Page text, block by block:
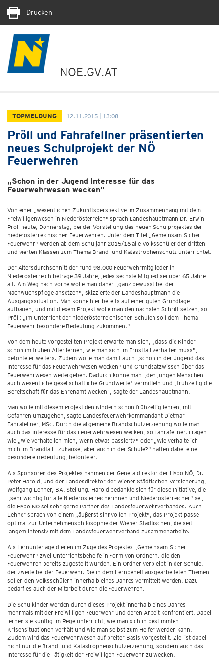
Drucken
NOE.GV.AT
TOPMELDUNG 12.11.2015 | 13:08
Pröll und Fahrafellner präsentierten
neues Schulprojekt der NÖ
Feuerwehren
„Schon in der Jugend Interesse für das
Feuerwehrwesen wecken"
Von einer „wesentlichen Zukunftsperspektive im Zusammenhang mit dem
Freiwilligenwesen in Niederösterreich" sprach Landeshauptmann Dr. Erwin
Pröll heute, Donnerstag, bei der Vorstellung des neuen Schulprojektes der
niederösterreichischen Feuerwehren. Unter dem Titel „Gemeinsam-Sicher-
Feuerwehr" werden ab dem Schuljahr 2015/16 alle Volksschüler der dritten
und vierten Klassen zum Thema Brand- und Katastrophenschutz unterrichtet.
Der Altersdurchschnitt der rund 98.000 Feuerwehrmitglieder in
Niederösterreich betrage 39 Jahre, jedes sechste Mitglied sei über 65 Jahre
alt. Am Weg nach vorne wolle man daher „ganz bewusst bei der
Nachwuchspflege ansetzen", skizzierte der Landeshauptmann die
Ausgangssituation. Man könne hier bereits auf einer guten Grundlage
aufbauen, und mit diesem Projekt wolle man den nächsten Schritt setzen, so
Pröll: „Im Unterricht der niederösterreichischen Schulen soll dem Thema
Feuerwehr besondere Bedeutung zukommen."
Von dem heute vorgestellten Projekt erwarte man sich, „dass die Kinder
schon im frühen Alter lernen, wie man sich im Ernstfall verhalten muss",
betonte er weiters. Zudem wolle man damit auch „schon in der Jugend das
Interesse für das Feuerwehrwesen wecken" und Grundsatzwissen über das
Feuerwehrwesen weitergeben. Dadurch könne man „den jungen Menschen
auch wesentliche gesellschaftliche Grundwerte" vermitteln und „frühzeitig die
Bereitschaft für das Ehrenamt wecken", sagte der Landeshauptmann.
Man wolle mit diesem Projekt den Kindern schon frühzeitig lehren, mit
Gefahren umzugehen, sagte Landesfeuerwehrkommandant Dietmar
Fahrafellner, MSc. Durch die allgemeine Brandschutzerziehung wolle man
auch das Interesse für das Feuerwehrwesen wecken, so Fahrafellner. Fragen
wie „Wie verhalte ich mich, wenn etwas passiert?" oder „Wie verhalte ich
mich im Brandfall - zuhause, aber auch in der Schule?" hätten dabei eine
besondere Bedeutung, betonte er.
Als Sponsoren des Projektes nahmen der Generaldirektor der Hypo NÖ, Dr.
Peter Harold, und der Landesdirektor der Wiener Städtischen Versicherung,
Wolfgang Lehner, BA, Stellung. Harold bedankte sich für diese Initiative, die
„sehr wichtig für alle Niederösterreicherinnen und Niederösterreicher" sei,
die Hypo NÖ sei sehr gerne Partner des Landesfeuerwehrverbandes. Auch
Lehner sprach von einem „äußerst sinnvollen Projekt", das Projekt passe
optimal zur Unternehmensphilosophie der Wiener Städtischen, die seit
langem intensiv mit dem Landesfeuerwehrverband zusammenarbeite.
Als Lernunterlage dienen im Zuge des Projektes „Gemeinsam-Sicher-
Feuerwehr" zwei Unterrichtsbehelfe in Form von Ordnern, die den
Feuerwehren bereits zugestellt wurden. Ein Ordner verbleibt in der Schule,
der zweite bei der Feuerwehr. Die in dem Lernbehelf ausgearbeiteten Themen
sollen den Volksschülern innerhalb eines Jahres vermittelt werden. Dazu
bedarf es auch der Mitarbeit durch die Feuerwehren.
Die Schulkinder werden durch dieses Projekt innerhalb eines Jahres
mehrmals mit der Freiwilligen Feuerwehr und deren Arbeit konfrontiert. Dabei
lernen sie künftig im Regelunterricht, wie man sich in bestimmten
Krisensituationen verhält und wie man selbst zum Helfer werden kann.
Zudem wird das Feuerwehrwesen auf breiter Basis vorgestellt. Ziel ist dabei
nicht nur die Brand- und Katastrophenschutzerziehung, sondern auch das
Interesse für die Tätigkeit der Freiwilligen Feuerwehr zu wecken.